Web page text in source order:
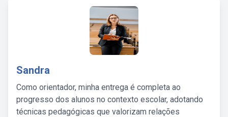
Sandra
Como orientador, minha entrega é completa ao
progresso dos alunos no contexto escolar, adotando
técnicas pedagógicas que valorizam relações